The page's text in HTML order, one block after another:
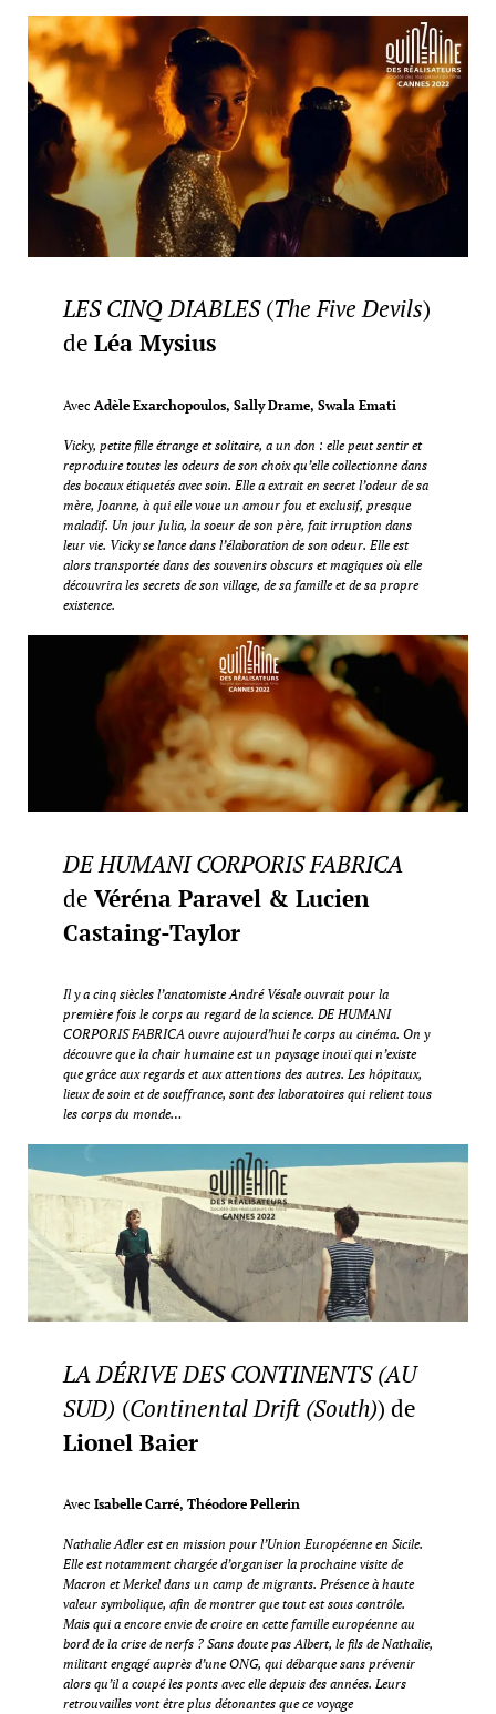
LES CINQ DIABLES(The Five Devils)
de Léa Mysius
Avec Adèle Exarchopoulos, Sally Drame, Swala Emati
Vicky, petite fille étrange et solitaire, a un don : elle peut sentir et
reproduire toutes les odeurs de son choix qu’elle collectionne dans
des bocaux étiquetés avec soin. Elle a extrait en secret l’odeur de sa
mère, Joanne, à qui elle voue un amour fou et exclusif, presque
maladif. Un jour Julia, la soeur de son père, fait irruption dans
leur vie. Vicky se lance dans l’élaboration de son odeur. Elle est
alors transportée dans des souvenirs obscurs et magiques où elle
découvrira les secrets de son village, de sa famille et de sa propre
existence.
DE HUMANI CORPORIS FABRICA
de Véréna Paravel & Lucien
Castaing-Taylor
Il y a cinq siècles l’anatomiste André Vésale ouvrait pour la
première fois le corps au regard de la science. DE HUMANI
CORPORIS FABRICA ouvre aujourd’hui le corps au cinéma. On y
découvre que la chair humaine est un paysage inouï qui n’existe
que grâce aux regards et aux attentions des autres. Les hôpitaux,
lieux de soin et de souffrance, sont des laboratoires qui relient tous
les corps du monde…
LA DÉRIVE DES CONTINENTS (AU
SUD) (Continental Drift (South)) de
Lionel Baier
Avec Isabelle Carré, Théodore Pellerin
Nathalie Adler est en mission pour l’Union Européenne en Sicile.
Elle est notamment chargée d’organiser la prochaine visite de
Macron et Merkel dans un camp de migrants. Présence à haute
valeur symbolique, afin de montrer que tout est sous contrôle.
Mais qui a encore envie de croire en cette famille européenne au
bord de la crise de nerfs ? Sans doute pas Albert, le fils de Nathalie,
militant engagé auprès d’une ONG, qui débarque sans prévenir
alors qu’il a coupé les ponts avec elle depuis des années. Leurs
retrouvailles vont être plus détonantes que ce voyage